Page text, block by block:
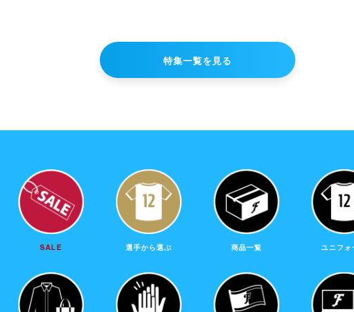
特集一覧を見る
SALE 選手から選ぶ 商品一覧 ユニフォ